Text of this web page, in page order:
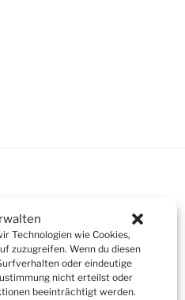
Technologien wie Cookies,
zuzugreifen. Wenn du diesen
oder eindeutige
nicht erteilst oder
beeinträchtigt werden.
Suchen